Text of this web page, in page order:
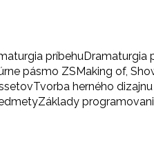
príbehuDramaturgia
pásmo ZS Making of,
Tvorba herného
Základy